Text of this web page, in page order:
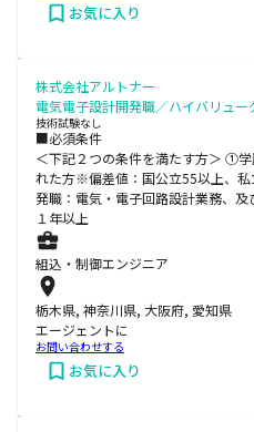
お気に入り
株式会社アルトナー
電気電子設計開発職／ハイバリュー
技術試験なし
■必須条件
＜下記２つの条件を満たす方＞ ①
れた方※偏差値：国公立55以上、
発職：電気・電子回路設計業務、
１年以上
組込・制御エンジニア
栃木県, 神奈川県, 大阪府, 愛知県
エージェントに
お問い合わせする
お気に入り